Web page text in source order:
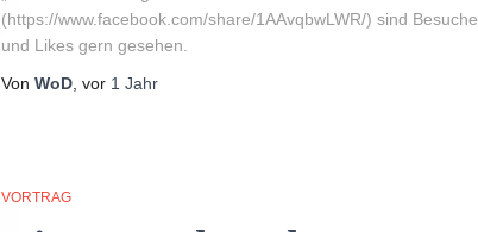
(https://www.facebook.com/share/1AAvqbwLWR/) sind Besuche
und Likes gern gesehen.
Von WoD , vor 1 Jahr
VORTRAG